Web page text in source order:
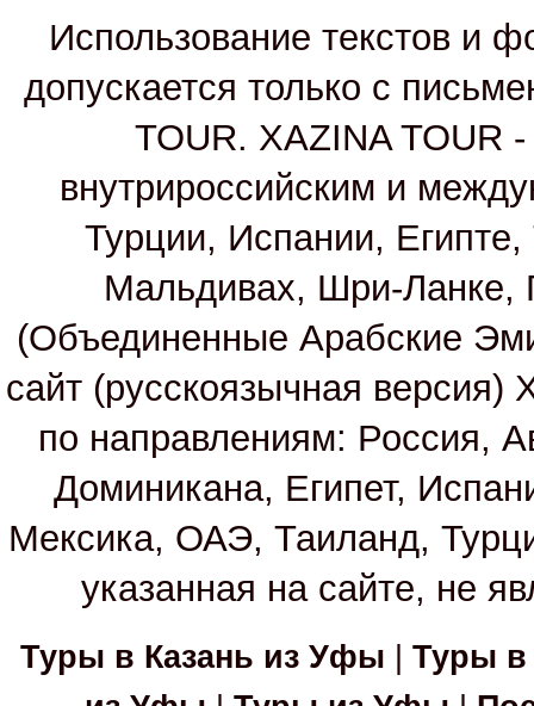
Использование текстов и
допускается только с
TOUR. XAZINA TOUR -
внутрироссийским и
Турции, Испании,
Мальдивах, Шри-Ланке,
(Объединенные Арабские
сайт (русскоязычная
по направлениям: Россия,
Доминикана, Египет,
Мексика, ОАЭ, Таиланд,
указанная на сайте, не
Туры в Казань из Уфы
Туры в